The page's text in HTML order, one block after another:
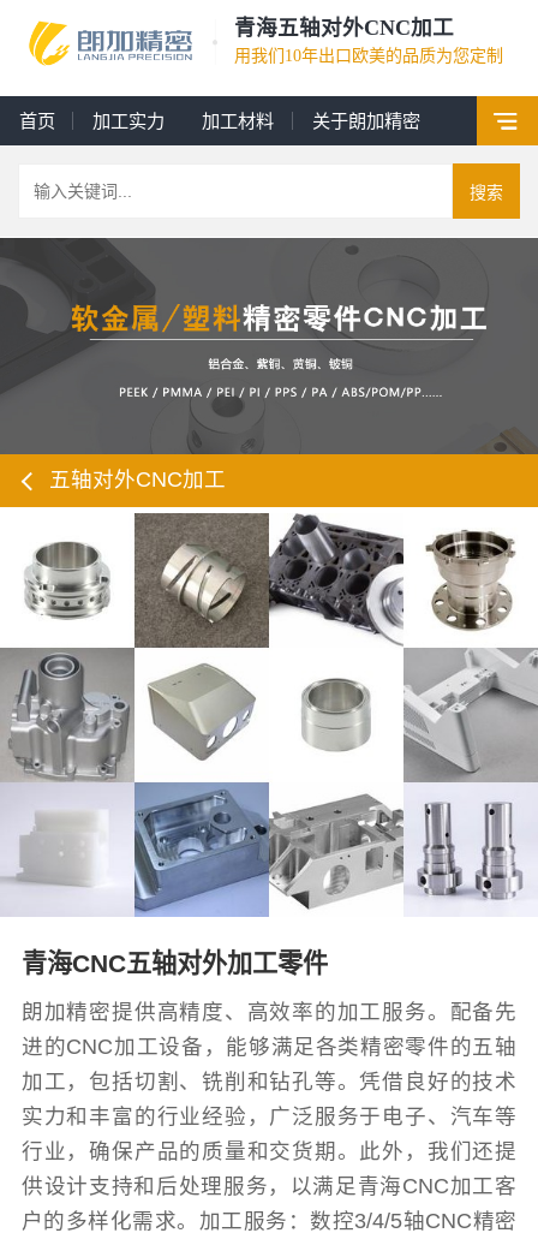
青海五轴对外CNC加工
用我们10年出口欧美的品质为您定制
首页 加工实力 加工材料 关于朗加精密
搜索
五轴对外CNC加工
青海CNC五轴对外加工零件
朗加精密提供高精度、高效率的加工服务。配备先
进的CNC加工设备，能够满足各类精密零件的五轴
加工，包括切割、铣削和钻孔等。凭借良好的技术
实力和丰富的行业经验，广泛服务于电子、汽车等
行业，确保产品的质量和交货期。此外，我们还提
供设计支持和后处理服务，以满足青海CNC加工客
户的多样化需求。加工服务：数控3/4/5轴CNC精密